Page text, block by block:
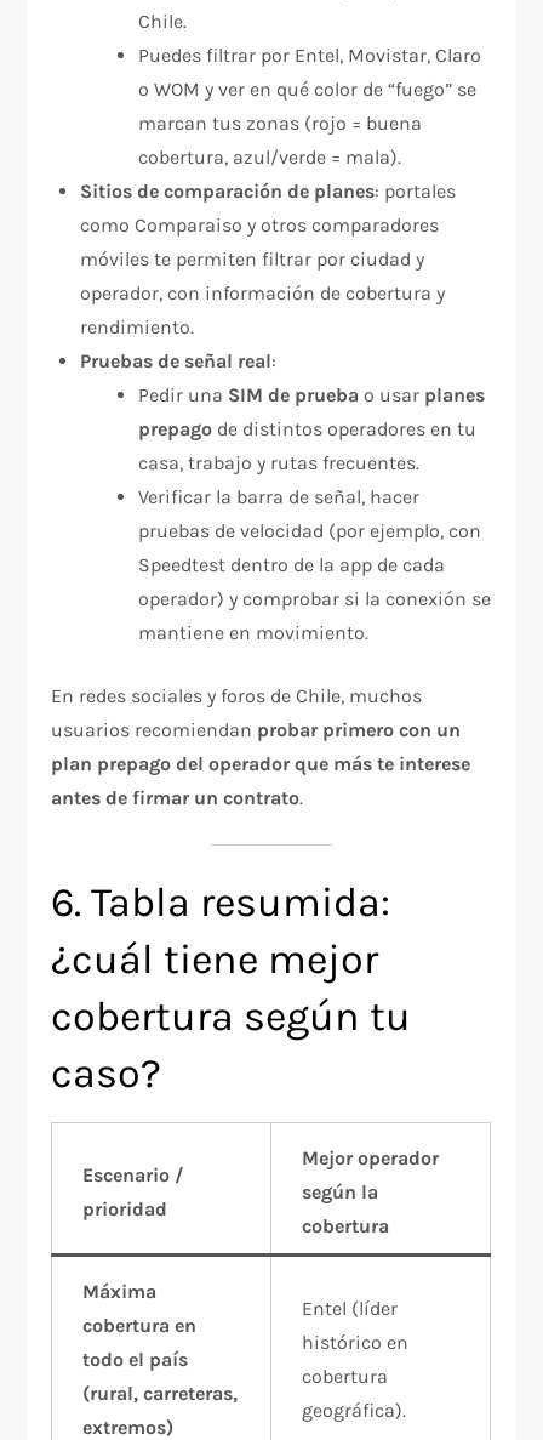
Chile.
Puedes filtrar por Entel, Movistar, Claro
o WOM y ver en qué color de “fuego” se
marcan tus zonas (rojo = buena
cobertura, azul/verde = mala).
Sitios de comparación de planes: portales
como Comparaiso y otros comparadores
móviles te permiten filtrar por ciudad y
operador, con información de cobertura y
rendimiento.
Pruebas de señal real:
Pedir una SIM de prueba o usar planes
prepago de distintos operadores en tu
casa, trabajo y rutas frecuentes.
Verificar la barra de señal, hacer
pruebas de velocidad (por ejemplo, con
Speedtest dentro de la app de cada
operador) y comprobar si la conexión se
mantiene en movimiento.
En redes sociales y foros de Chile, muchos
usuarios recomiendan probar primero con un
plan prepago del operador que más te interese
antes de firmar un contrato.
6. Tabla resumida:
¿cuál tiene mejor
cobertura según tu
caso?
Escenario /
prioridad
Mejor operador
según la
cobertura
Máxima
cobertura en
todo el país
(rural, carreteras,
extremos)
Entel (líder
histórico en
cobertura
geográfica).